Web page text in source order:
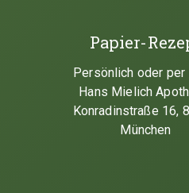
Papier-
Persönlich oder per
Hans Mielich
Konradinstraße 16,
München